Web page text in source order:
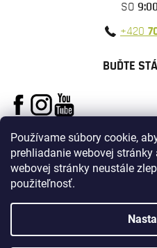
Používame súbory cookie,
prehliadanie webovej
webovej stránky neustále
použiteľnosť.
SO
+420
BUĎTE